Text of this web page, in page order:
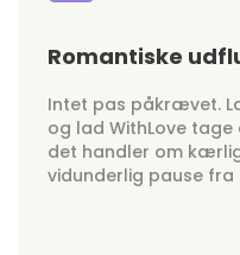
Romantiske
Intet pas påkrævet.
og lad WithLove tage
det handler om
vidunderlig pause fra